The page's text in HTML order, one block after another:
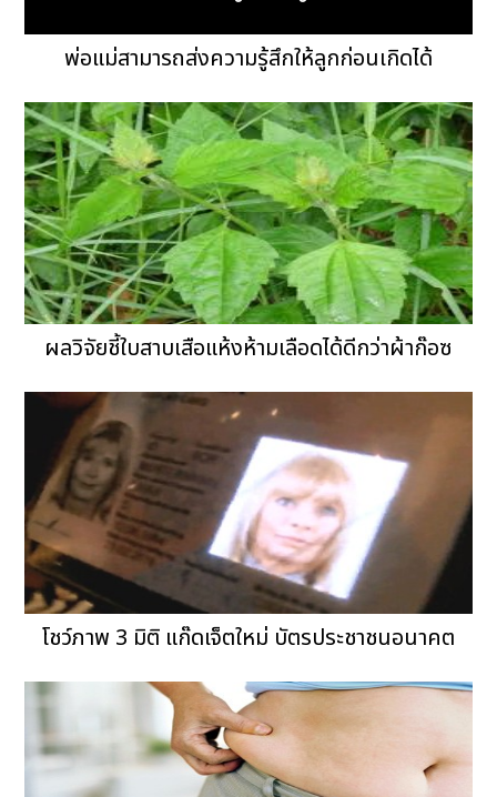
พ่อแม่สามารถส่งความรู้สึกให้ลูกก่อนเกิดได้
ผลวิจัยชี้ใบสาบเสือแห้งห้ามเลือดได้ดีกว่าผ้าก๊อซ
โชว์ภาพ 3 มิติ แก๊ดเจ็ตใหม่ บัตรประชาชนอนาคต